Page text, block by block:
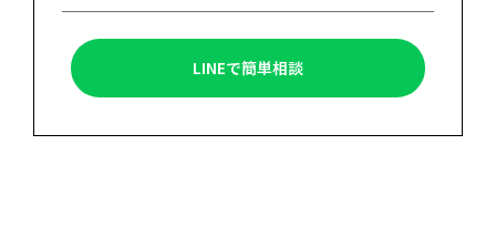
LINEで簡単相談